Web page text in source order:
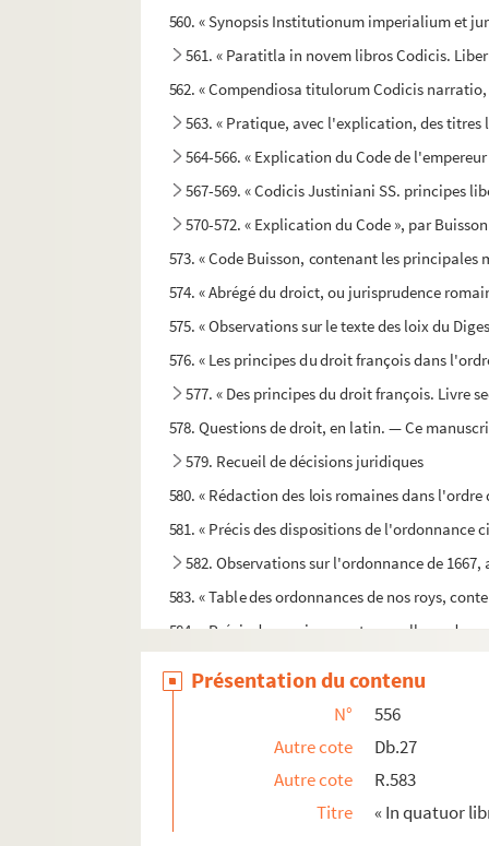
560. « Synopsis Institutionum imperialium et
561. « Paratitla in novem libros Codicis.
562. « Compendiosa titulorum Codicis
563. « Pratique, avec l'explication, des titres
564-566. « Explication du Code de
567-569. « Codicis Justiniani SS. principes
570-572. « Explication du Code », par
573. « Code Buisson, contenant les
574. « Abrégé du droict, ou jurisprudence
575. « Observations sur le texte des loix du
576. « Les principes du droit françois dans
577. « Des principes du droit françois. Livre
578. Questions de droit, en latin. — Ce
579. Recueil de décisions juridiques
580. « Rédaction des lois romaines dans
581. « Précis des dispositions de l'ordonnance
582. Observations sur l'ordonnance de 1667,
583. « Table des ordonnances de nos roys,
584. « Précis des anciennes et nouvelles
586. « Précis des anciennes et nouvelles
590. « Actes de notoriété, donnés par MM. les
Présentation du contenu
N°
556
Autre cote
Db.27
Autre cote
R.583
Titre
« In quatuor